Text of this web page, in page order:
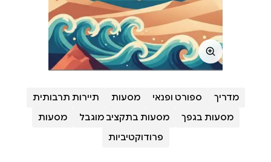
מדריך ספורט ופנאי מסעות
תיירות תרבותית
מסעות בגפך
מסעות בתקציב מוגבל
מסעות
פרודוקטיביות